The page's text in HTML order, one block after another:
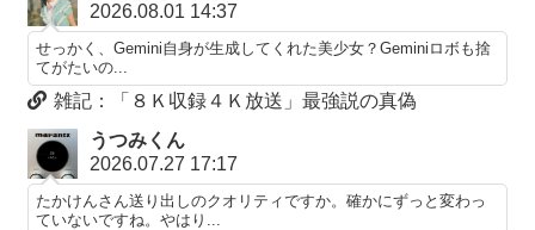
2026.08.01 14:37
せっかく、Gemini自身が生成してくれた美少女？Geminiロボも捨
てがたいの...
雑記：「８Ｋ収録４Ｋ放送」最強説の真偽
うつみくん
2026.07.27 17:17
たかけんさん送り出しのクオリティですか。確かにずっと変わっ
ていないですね。やはり...